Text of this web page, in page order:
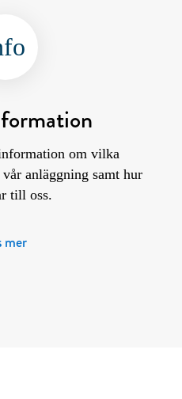
om vilka
anläggning samt hur
till oss.
mer